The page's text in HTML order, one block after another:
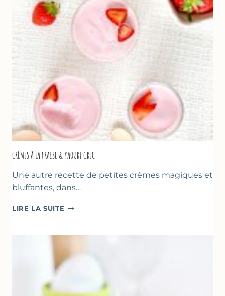
FÊTE
DES
CRÈMES À LA FRAISE & YAOURT GREC
Une autre recette de petites crèmes magiques et
bluffantes, dans…
LIRE LA SUITE CRÈMES
FRAISE
YAOURT
GREC